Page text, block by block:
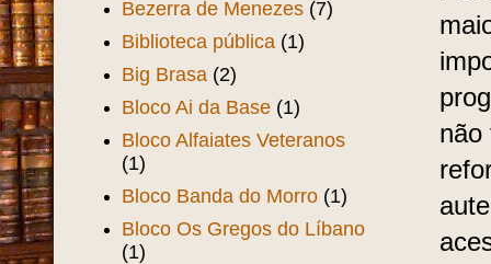
não
Bezerra de Menezes (7)
Biblioteca pública (1)
Big Brasa (2)
Bloco Ai da Base (1)
Bloco Alfaiates Veteranos
(1)
Bloco Banda do Morro (1)
Bloco Os Gregos do Líbano
(1)